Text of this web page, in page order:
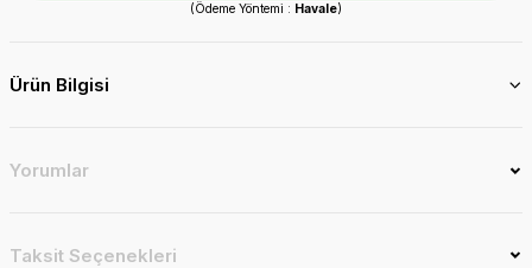
(Ödeme Yöntemi : Havale)
Ürün Bilgisi
Yorumlar
Taksit Seçenekleri